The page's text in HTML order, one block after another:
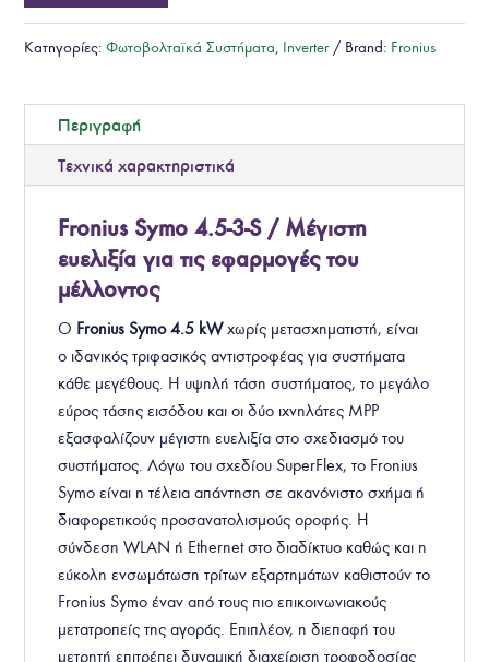
Κατηγορίες:Φωτοβολταϊκά Συστήματα, Inverter Brand: Fronius
Περιγραφή
Τεχνικά χαρακτηριστικά
Fronius Symo 4.5-3-S / Μέγιστη
ευελιξία για τις εφαρμογές του
μέλλοντος
Ο Fronius Symo4.5 kWχωρίς μετασχηματιστή, είναι
ο ιδανικός τριφασικός αντιστροφέας για συστήματα
κάθε μεγέθους. Η υψηλή τάση συστήματος, το μεγάλο
εύρος τάσης εισόδου και οι δύο ιχνηλάτες MPP
εξασφαλίζουν μέγιστη ευελιξία στο σχεδιασμό του
συστήματος. Λόγω του σχεδίου SuperFlex, το Fronius
Symo είναι η τέλεια απάντηση σε ακανόνιστο σχήμα ή
διαφορετικούς προσανατολισμούς οροφής. Η
σύνδεση WLAN ή Ethernet στο διαδίκτυο καθώς και η
εύκολη ενσωμάτωση τρίτων εξαρτημάτων καθιστούν το
Fronius Symo έναν από τους πιο επικοινωνιακούς
μετατροπείς της αγοράς. Επιπλέον, η διεπαφή του
μετρητή επιτρέπει δυναμική διαχείριση τροφοδοσίας